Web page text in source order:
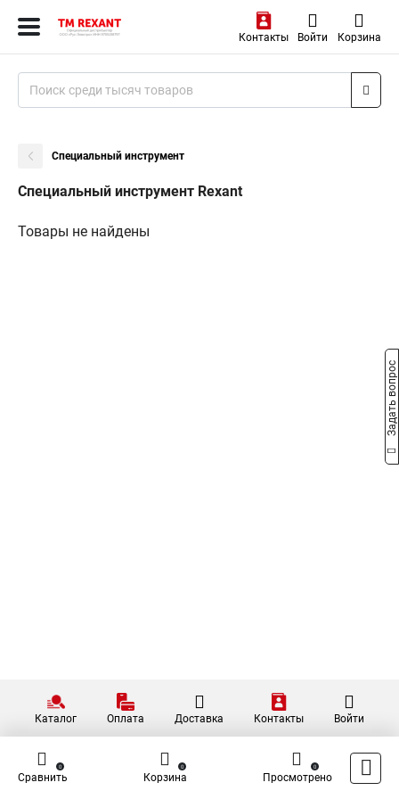
Контакты Войти Корзина
Специальный инструмент
Специальный инструмент Rexant
Товары не найдены
Каталог Оплата Доставка Контакты Войти
Сравнить
0
Корзина
0
Просмотрено
0
Задать вопрос